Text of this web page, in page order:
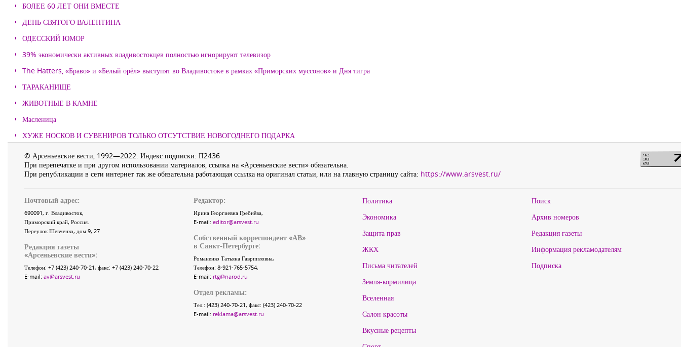
БОЛЕЕ 60 ЛЕТ ОНИ ВМЕСТЕ
ДЕНЬ СВЯТОГО ВАЛЕНТИНА
ОДЕССКИЙ ЮМОР
39% экономически активных владивостокцев полностью игнорируют телевизор
The Hatters, «Браво» и «Белый орёл» выступят во Владивостоке в рамках «Приморских муссонов» и Дня тигра
ТАРАКАНИЩЕ
ЖИВОТНЫЕ В КАМНЕ
Масленица
ХУЖЕ НОСКОВ И СУВЕНИРОВ ТОЛЬКО ОТСУТСТВИЕ НОВОГОДНЕГО ПОДАРКА
© Арсеньевские вести, 1992—2022. Индекс подписки: П2436
При перепечатке и при другом использовании материалов, ссылка на «Арсеньевские вести» обязательна.
При републикации в сети интернет так же обязательна работающая ссылка на оригинал статьи, или на главную страницу сайта: https://www.arsvest.ru/
Почтовый адрес:
690091, г. Владивосток,
Приморский край, Россия
Переулок Шевченко, дом 9, 27
Редакция газеты
«Арсеньевские вести»:
Телефон: +7 (423) 240-70-21, факс: +7 (423) 240-70-22
E-mail: av@arsvest.ru
Редактор:
Ирина Георгиевна Гребнёва,
E-mail: editor@arsvest.ru
Собственный корреспондент «АВ»
в Санкт-Петербурге:
Романенко Татьяна Гаврииловна,
Телефон: 8-921-765-5754,
E-mail: rtg@narod.ru
Отдел рекламы:
Тел.: (423) 240-70-21, факс: (423) 240-70-22
E-mail: reklama@arsvest.ru
Политика
Экономика
Защита прав
ЖКХ
Письма читателей
Земля-кормилица
Вселенная
Салон красоты
Вкусные рецепты
Поиск
Архив номеров
Редакция газеты
Информация рекламодателям
Подписка